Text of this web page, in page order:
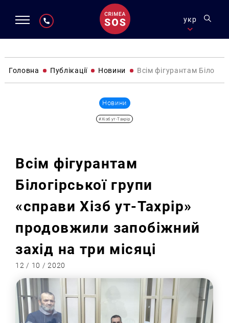
укр
Головна Публікації Новини Всім фігурантам
Новини
#Хізб ут-Тахрір
Всім фігурантам
Білогірської групи
«справи Хізб ут-Тахрір»
продовжили запобіжний
захід на три місяці
12 / 10 / 2020